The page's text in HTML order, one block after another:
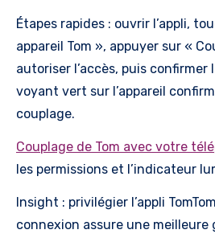
Étapes rapides : ouvrir l’appli,
appareil Tom », appuyer sur «
autoriser l’accès, puis confirmer
voyant vert sur l’appareil
couplage.
Couplage de Tom avec votre
les permissions et l’indicateur
Insight : privilégier l’appli
connexion assure une meilleure